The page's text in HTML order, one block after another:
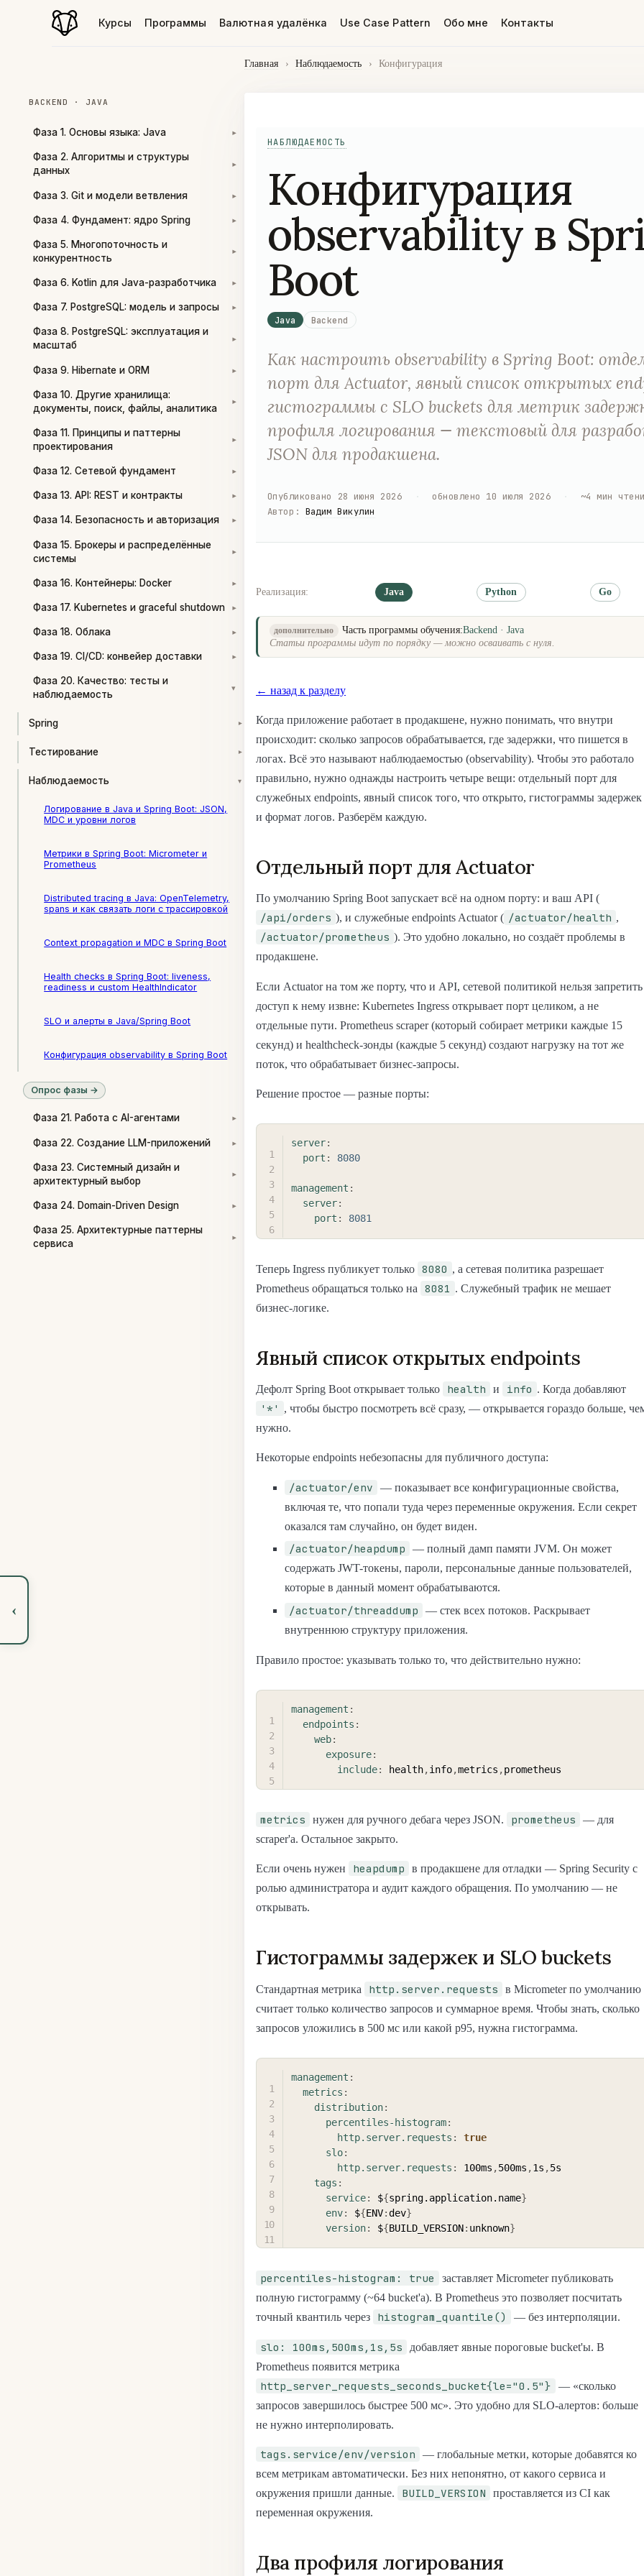
Курсы Программы Валютная удалёнка Use Case Pattern Обо мне Контакты
BACKEND · JAVA
Фаза 1. Основы языка: Java ▾
Фаза 2. Алгоритмы и структуры
данных
▾
Фаза 3. Git и модели ветвления ▾
Фаза 4. Фундамент: ядро Spring ▾
Фаза 5. Многопоточность и
конкурентность
▾
Фаза 6. Kotlin для Java-разработчика ▾
Фаза 7. PostgreSQL: модель и запросы ▾
Фаза 8. PostgreSQL: эксплуатация и
масштаб
▾
Фаза 9. Hibernate и ORM ▾
Фаза 10. Другие хранилища:
документы, поиск, файлы, аналитика
▾
Фаза 11. Принципы и паттерны
проектирования
▾
Фаза 12. Сетевой фундамент ▾
Фаза 13. API: REST и контракты ▾
Фаза 14. Безопасность и авторизация ▾
Фаза 15. Брокеры и распределённые
системы
▾
Фаза 16. Контейнеры: Docker ▾
Фаза 17. Kubernetes и graceful shutdown ▾
Фаза 18. Облака ▾
Фаза 19. CI/CD: конвейер доставки ▾
Фаза 20. Качество: тесты и
наблюдаемость
▾
Spring ▾
Тестирование ▾
Наблюдаемость ▾
Логирование в Java и Spring Boot: JSON,
MDC и уровни логов
Метрики в Spring Boot: Micrometer и
Prometheus
Distributed tracing в Java: OpenTelemetry,
spans и как связать логи с трассировкой
Context propagation и MDC в Spring Boot
Health checks в Spring Boot: liveness,
readiness и custom HealthIndicator
SLO и алерты в Java/Spring Boot
Конфигурация observability в Spring Boot
Опрос фазы →
Фаза 21. Работа с AI-агентами ▾
Фаза 22. Создание LLM-приложений ▾
Фаза 23. Системный дизайн и
архитектурный выбор
▾
Фаза 24. Domain-Driven Design ▾
Фаза 25. Архитектурные паттерны
сервиса
▾
‹
Главная › Наблюдаемость › Конфигурация
НАБЛЮДАЕМОСТЬ
Конфигурация
observability в
Boot
Java Backend
Как настроить observability в Spring Boot:
порт для Actuator, явный список открытых
гистограммы с SLO buckets для метрик
профиля логирования — текстовый для
JSON для продакшена.
Опубликовано 28 июня 2026 обновлено 10 июля 2026 ~4 мин
Автор : Вадим Викулин
Реализация: Java Python Go
дополнительно Часть программы обучения:Backend · Java
Статьи программы идут по порядку — можно осваивать с нуля.
← назад к разделу
Когда приложение работает в продакшене, нужно понимать, что внутри
происходит: сколько запросов обрабатывается, где задержки, что пишется в
логах. Всё это называют наблюдаемостью (observability). Чтобы это работало
правильно, нужно однажды настроить четыре вещи: отдельный порт для
служебных endpoints, явный список того, что открыто, гистограммы задержек
и формат логов. Разберём каждую.
Отдельный порт для Actuator
По умолчанию Spring Boot запускает всё на одном порту: и ваш API (
/api/orders ), и служебные endpoints Actuator ( /actuator/health ,
/actuator/prometheus ). Это удобно локально, но создаёт проблемы в
продакшене.
Если Actuator на том же порту, что и API, сетевой политикой нельзя запретить
доступ к нему извне: Kubernetes Ingress открывает порт целиком, а не
отдельные пути. Prometheus scraper (который собирает метрики каждые 15
секунд) и healthcheck-зонды (каждые 5 секунд) создают нагрузку на тот же
поток, что обрабатывает бизнес-запросы.
Решение простое — разные порты:
server:
port : 8080
management :
server:
port : 8081
Теперь Ingress публикует только 8080 , а сетевая политика разрешает
Prometheus обращаться только на
8081 . Служебный трафик не мешает
бизнес-логике.
Явный список открытых endpoints
Дефолт Spring Boot открывает только health и info . Когда добавляют
'*'
, чтобы быстро посмотреть всё сразу, — открывается гораздо больше,
нужно.
Некоторые endpoints небезопасны для публичного доступа:
/actuator/env
— показывает все конфигурационные свойства,
включая те, что попали туда через переменные окружения. Если секрет
оказался там случайно, он будет виден.
/actuator/heapdump
— полный дамп памяти JVM. Он может
содержать JWT-токены, пароли, персональные данные пользователей,
которые в данный момент обрабатываются.
/actuator/threaddump
— стек всех потоков. Раскрывает
внутреннюю структуру приложения.
Правило простое: указывать только то, что действительно нужно:
management :
endpoints :
web:
exposure:
include: health,info,metrics ,
metrics нужен для ручного дебага через JSON. prometheus
— для
scraper'а. Остальное закрыто.
Если очень нужен heapdump
в продакшене для отладки — Spring Security с
ролью администратора и аудит каждого обращения. По умолчанию — не
открывать.
Гистограммы задержек и SLO buckets
Стандартная метрика http.server.requests
в Micrometer по умолчанию
считает только количество запросов и суммарное время. Чтобы знать, сколько
запросов уложились в 500 мс или какой p95, нужна гистограмма.
management :
metrics :
distribution:
percentiles-histogram:
http.server.requests :
true
slo:
http.server.requests : 100ms ,500ms ,1s ,5s
tags :
service: ${spring.application.name}
env: ${ENV:dev}
version: ${BUILD_VERSION: unknown}
percentiles-histogram: true
заставляет Micrometer публиковать
полную гистограмму (~64 bucket'а). В Prometheus это позволяет посчитать
точный квантиль через
histogram_quantile() — без интерполяции.
slo: 100ms,500ms,1s,5s
добавляет явные пороговые bucket'ы. В
Prometheus появится метрика
http_server_requests_seconds_bucket{le="0.5"}
— «сколько
запросов завершилось быстрее 500 мс». Это удобно для SLO-алертов: больше
не нужно интерполировать.
tags.service/env/version
— глобальные метки, которые добавятся ко
всем метрикам автоматически. Без них непонятно, от какого сервиса и
окружения пришли данные.
BUILD_VERSION
проставляется из CI как
переменная окружения.
Два профиля логирования